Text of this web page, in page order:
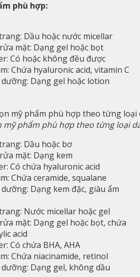
phù hợp:
Dầu hoặc nước micellar
mặt: Dạng gel hoặc bọt
Có hoặc không đều được
Chứa hyaluronic acid, vitamin C
dưỡng: Dạng gel hoặc lotion
mỹ phẩm phù hợp theo từng loại
Dầu hoặc bơ
mặt: Dạng kem
Có chứa hyaluronic acid
Chứa ceramide, squalane
dưỡng: Dạng kem đặc, giàu ẩm
Nước micellar hoặc gel
mặt: Dạng gel hoặc bọt, chứa
acid
Có chứa BHA, AHA
Chứa niacinamide, retinol
dưỡng: Dạng gel, không dầu